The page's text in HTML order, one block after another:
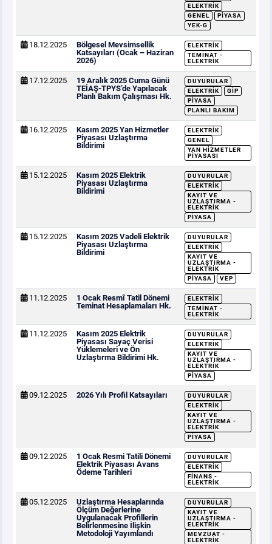
ELEKTRIK
GENEL
PIYASA
YEK-G
18.12.2025
Bölgesel Mevsimsellik
Katsayıları (Ocak – Haziran
2026)
ELEKTRIK
TEMINAT -
ELEKTRIK
17.12.2025
19 Aralık 2025 Cuma Günü
TEİAŞ-TPYS’de Yapılacak
Planlı Bakım Çalışması Hk.
DUYURULAR
ELEKTRIK
GİP
PIYASA
PLANLI BAKIM
16.12.2025
Kasım 2025 Yan Hizmetler
Piyasası Uzlaştırma
Bildirimi
ELEKTRIK
GENEL
YAN HIZMETLER
PIYASASI
15.12.2025
Kasım 2025 Elektrik
Piyasası Uzlaştırma
Bildirimi
DUYURULAR
ELEKTRIK
KAYIT VE
UZLAŞTIRMA -
ELEKTRIK
PIYASA
15.12.2025
Kasım 2025 Vadeli Elektrik
Piyasası Uzlaştırma
Bildirimi
DUYURULAR
ELEKTRIK
KAYIT VE
UZLAŞTIRMA -
ELEKTRIK
PIYASA
VEP
11.12.2025
1 Ocak Resmî Tatil Dönemi
Teminat Hesaplamaları Hk.
ELEKTRIK
TEMINAT -
ELEKTRIK
11.12.2025
Kasım 2025 Elektrik
Piyasası Sayaç Verisi
Yüklemeleri ve Ön
Uzlaştırma Bildirimi Hk.
DUYURULAR
ELEKTRIK
KAYIT VE
UZLAŞTIRMA -
ELEKTRIK
PIYASA
09.12.2025 2026 Yılı Profil Katsayıları
DUYURULAR
ELEKTRIK
KAYIT VE
UZLAŞTIRMA -
ELEKTRIK
PIYASA
09.12.2025
1 Ocak Resmi Tatili Dönemi
Elektrik Piyasası Avans
Ödeme Tarihleri
DUYURULAR
ELEKTRIK
FINANS -
ELEKTRIK
05.12.2025
Uzlaştırma Hesaplarında
Ölçüm Değerlerine
Uygulanacak Profillerin
Belirlenmesine İlişkin
Metodoloji Yayımlandı
DUYURULAR
KAYIT VE
UZLAŞTIRMA -
ELEKTRIK
MEVZUAT -
ELEKTRIK